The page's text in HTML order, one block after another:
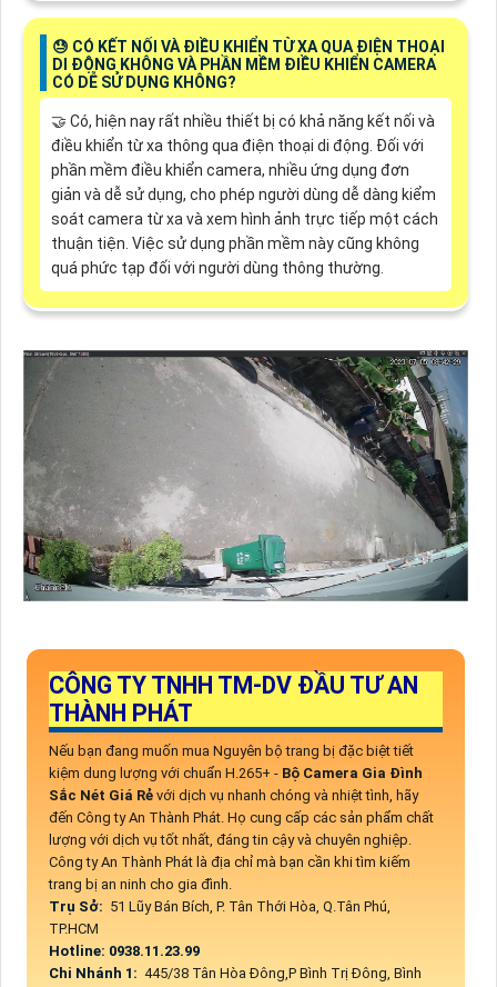
😓 CÓ KẾT NỐI VÀ ĐIỀU KHIỂN TỪ XA QUA ĐIỆN THOẠI
DI ĐỘNG KHÔNG VÀ PHẦN MỀM ĐIỀU KHIỂN CAMERA
CÓ DỄ SỬ DỤNG KHÔNG?
🤝 Có, hiện nay rất nhiều thiết bị có khả năng kết nối và
điều khiển từ xa thông qua điện thoại di động. Đối với
phần mềm điều khiển camera, nhiều ứng dụng đơn
giản và dễ sử dụng, cho phép người dùng dễ dàng kiểm
soát camera từ xa và xem hình ảnh trực tiếp một cách
thuận tiện. Việc sử dụng phần mềm này cũng không
quá phức tạp đối với người dùng thông thường.
CÔNG TY TNHH TM-DV ĐẦU TƯ AN
THÀNH PHÁT
Nếu bạn đang muốn mua Nguyên bộ trang bị đặc biệt tiết
kiệm dung lượng với chuẩn H.265+ - Bộ Camera Gia Đình
Sắc Nét Giá Rẻvới dịch vụ nhanh chóng và nhiệt tình, hãy
đến Công ty An Thành Phát. Họ cung cấp các sản phẩm chất
lượng với dịch vụ tốt nhất, đáng tin cậy và chuyên nghiệp.
Công ty An Thành Phát là địa chỉ mà bạn cần khi tìm kiếm
trang bị an ninh cho gia đình.
Trụ Sở: 51 Lũy Bán Bích, P. Tân Thới Hòa, Q.Tân Phú,
TP.HCM
Hotline: 0938.11.23.99
Chi Nhánh 1: 445/38 Tân Hòa Đông,P Bình Trị Đông, Bình